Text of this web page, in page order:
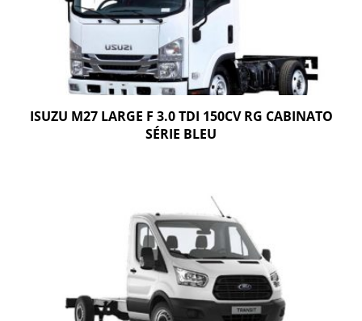
ISUZU M27 LARGE F 3.0 TDI 150CV RG CABINATO
SÉRIE BLEU